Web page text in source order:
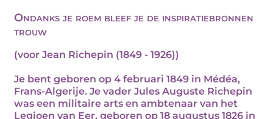
Ondanks je roem bleef je de inspiratiebronnen
trouw
(voor Jean Richepin (1849 - 1926))
Je bent geboren op 4 februari 1849 in Médéa,
Frans-Algerije. Je vader Jules Auguste Richepin
was een militaire arts en ambtenaar van het
Legioen van Eer, geboren op 18 augustus 1826 in